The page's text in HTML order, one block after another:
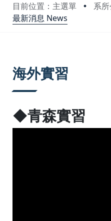
目前位置：主選單
系
最新消息 News
海外實習
◆青森實習